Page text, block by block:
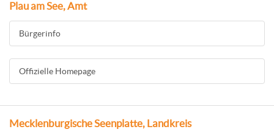
Plau am See, Amt
Bürgerinfo
Offizielle Homepage
Mecklenburgische Seenplatte, Landkreis